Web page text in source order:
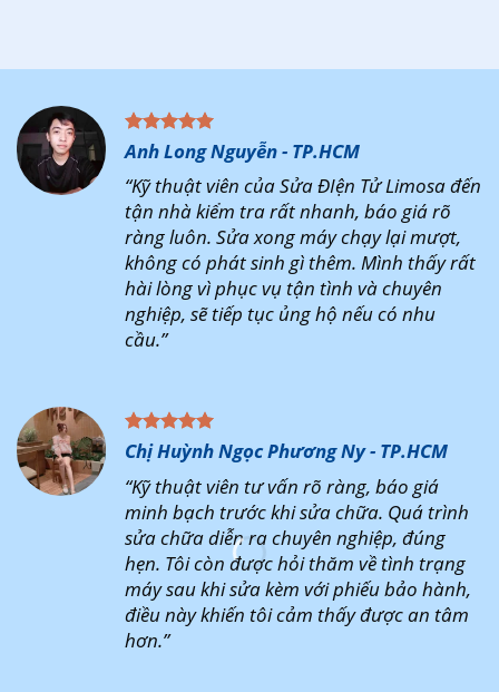
Anh Long Nguyễn - TP.HCM
“Kỹ thuật viên của Sửa ĐIện Tử Limosa đến
tận nhà kiểm tra rất nhanh, báo giá rõ
ràng luôn. Sửa xong máy chạy lại mượt,
không có phát sinh gì thêm. Mình thấy rất
hài lòng vì phục vụ tận tình và chuyên
nghiệp, sẽ tiếp tục ủng hộ nếu có nhu
cầu.”
Chị Huỳnh Ngọc Phương Ny - TP.HCM
“Kỹ thuật viên tư vấn rõ ràng, báo giá
minh bạch trước khi sửa chữa. Quá trình
sửa chữa diễn ra chuyên nghiệp, đúng
hẹn. Tôi còn được hỏi thăm về tình trạng
máy sau khi sửa kèm với phiếu bảo hành,
điều này khiến tôi cảm thấy được an tâm
hơn.”